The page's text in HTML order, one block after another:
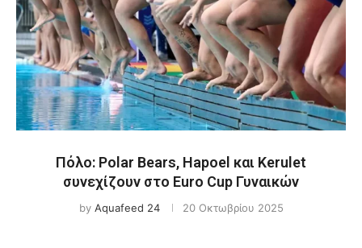
Πόλο: Polar Bears, Hapoel και Kerulet
συνεχίζουν στο Euro Cup Γυναικών
by Aquafeed 24 20 Οκτωβρίου 2025